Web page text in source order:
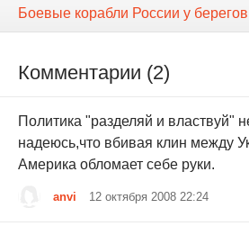
Боевые корабли России у
Комментарии (2)
Политика "разделяй и властвуй"
надеюсь,что вбивая клин между
Америка обломает себе руки.
anvi 12 октября 2008 22:24